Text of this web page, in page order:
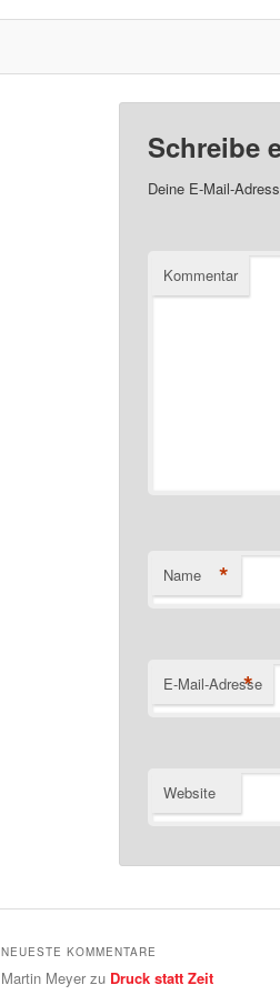
Schreibe
Deine E-Mail-
Kommentar
Name *
E-Mail-Adresse
*
Website
NEUESTE KOMMENTARE
Martin Meyer zu Druck statt Zeit